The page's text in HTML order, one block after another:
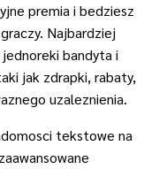
premia i bedziesz
Najbardziej
bandyta i
jak zdrapki, rabaty,
uzaleznienia.
tekstowe na